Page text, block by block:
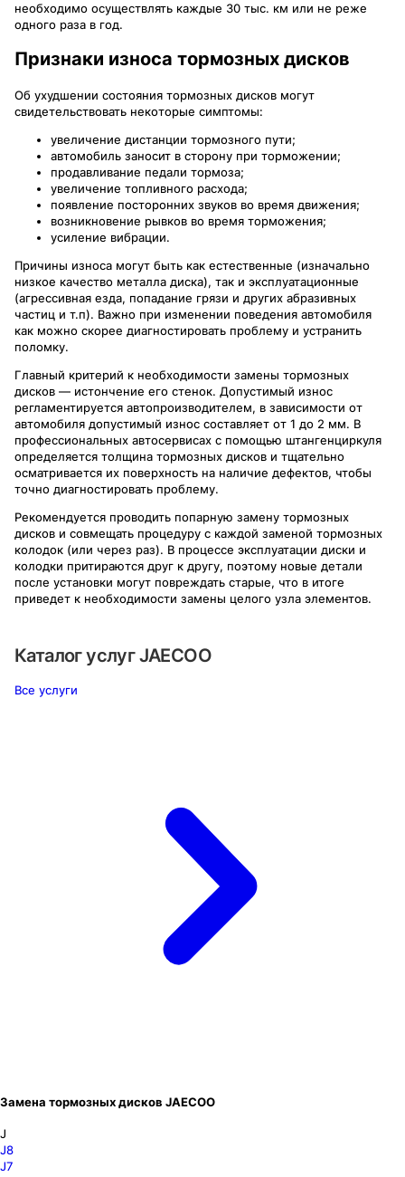
необходимо осуществлять каждые 30 тыс. км или не реже
одного раза в год.
Признаки износа тормозных дисков
Об ухудшении состояния тормозных дисков могут
свидетельствовать некоторые симптомы:
увеличение дистанции тормозного пути;
автомобиль заносит в сторону при торможении;
продавливание педали тормоза;
увеличение топливного расхода;
появление посторонних звуков во время движения;
возникновение рывков во время торможения;
усиление вибрации.
Причины износа могут быть как естественные (изначально
низкое качество металла диска), так и эксплуатационные
(агрессивная езда, попадание грязи и других абразивных
частиц и т.п). Важно при изменении поведения автомобиля
как можно скорее диагностировать проблему и устранить
поломку.
Главный критерий к необходимости замены тормозных
дисков — истончение его стенок. Допустимый износ
регламентируется автопроизводителем, в зависимости от
автомобиля допустимый износ составляет от 1 до 2 мм. В
профессиональных автосервисах с помощью штангенциркуля
определяется толщина тормозных дисков и тщательно
осматривается их поверхность на наличие дефектов, чтобы
точно диагностировать проблему.
Рекомендуется проводить попарную замену тормозных
дисков и совмещать процедуру с каждой заменой тормозных
колодок (или через раз). В процессе эксплуатации диски и
колодки притираются друг к другу, поэтому новые детали
после установки могут повреждать старые, что в итоге
приведет к необходимости замены целого узла элементов.
Каталог услугJAECOO
Все услуги
Замена тормозных дисков JAECOO
J
J8
J7